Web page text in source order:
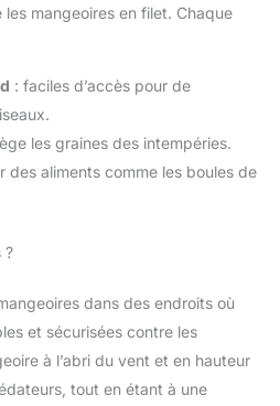
les mangeoires en filet. Chaque
: faciles d’accès pour de
les graines des intempéries.
des aliments comme les boules de
?
dans des endroits où
et sécurisées contre les
à l’abri du vent et en hauteur
tout en étant à une